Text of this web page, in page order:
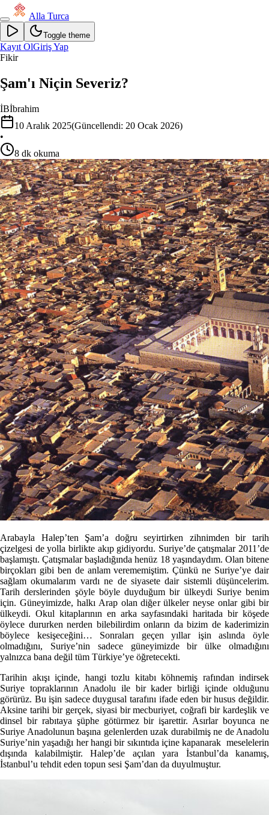
Alla Turca
Toggle theme
Kayıt OlGiriş Yap
Fikir
Şam'ı Niçin Severiz?
İBİbrahim
10 Aralık 2025(Güncellendi: 20 Ocak 2026)
•
8 dk okuma
Arabayla Halep’ten Şam’a doğru seyirtirken zihnimden bir tarih
çizelgesi de yolla birlikte akıp gidiyordu. Suriye’de çatışmalar 2011’de
başlamıştı. Çatışmalar başladığında henüz 18 yaşındaydım. Olan bitene
birçokları gibi ben de anlam verememiştim. Çünkü ne Suriye’ye dair
sağlam okumalarım vardı ne de siyasete dair sistemli düşüncelerim.
Tarih derslerinden şöyle böyle duyduğum bir ülkeydi Suriye benim
için. Güneyimizde, halkı Arap olan diğer ülkeler neyse onlar gibi bir
ülkeydi. Okul kitaplarının en arka sayfasındaki haritada bir köşede
öylece dururken nerden bilebilirdim onların da bizim de kaderimizin
böylece kesişeceğini… Sonraları geçen yıllar işin aslında öyle
olmadığını, Suriye’nin sadece güneyimizde bir ülke olmadığını
yalnızca bana değil tüm Türkiye’ye öğretecekti.
Tarihin akışı içinde, hangi tozlu kitabı köhnemiş rafından indirsek
Suriye topraklarının Anadolu ile bir kader birliği içinde olduğunu
görürüz. Bu işin sadece duygusal tarafını ifade eden bir husus değildir.
Aksine tarihi bir gerçek, siyasi bir mecburiyet, coğrafi bir kardeşlik ve
dinsel bir rabıtaya şüphe götürmez bir işarettir. Asırlar boyunca ne
Suriye Anadolunun başına gelenlerden uzak durabilmiş ne de Anadolu
Suriye’nin yaşadığı her hangi bir sıkıntıda içine kapanarak meselelerin
dışında kalabilmiştir. Halep’de açılan yara İstanbul’da kanamış,
İstanbul’u tehdit eden topun sesi Şam’dan da duyulmuştur.